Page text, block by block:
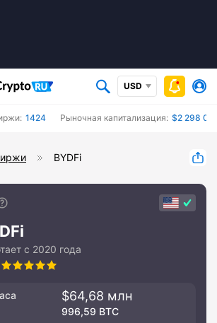
USD
1424 Рыночная капитализация: $2 298
BYDFi
с 2020 года
$64,68 млн
996,59 BTC